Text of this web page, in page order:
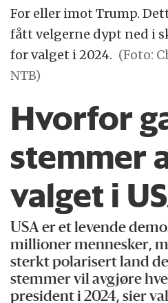
For eller imot Trump.
fått velgerne dypt ned i
for valget i 2024. (Foto:
NTB)
Hvorfor
stemmer
valget i
USA er et levende
millioner mennesker,
sterkt polarisert land
stemmer vil avgjøre
president i 2024, sier